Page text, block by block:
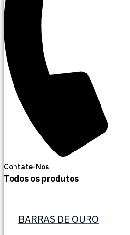
Contate-Nos
Todos os produtos
BARRAS DE OURO